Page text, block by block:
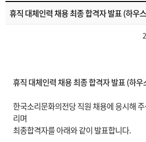
휴직 대체인력 채용 최종 합격자 발표 (하우
휴직 대체인력 채용 최종 합격자 발표(하우
한국소리문화의전당 직원 채용에 응시해
리며
최종합격자를 아래와 같이 발표합니다.